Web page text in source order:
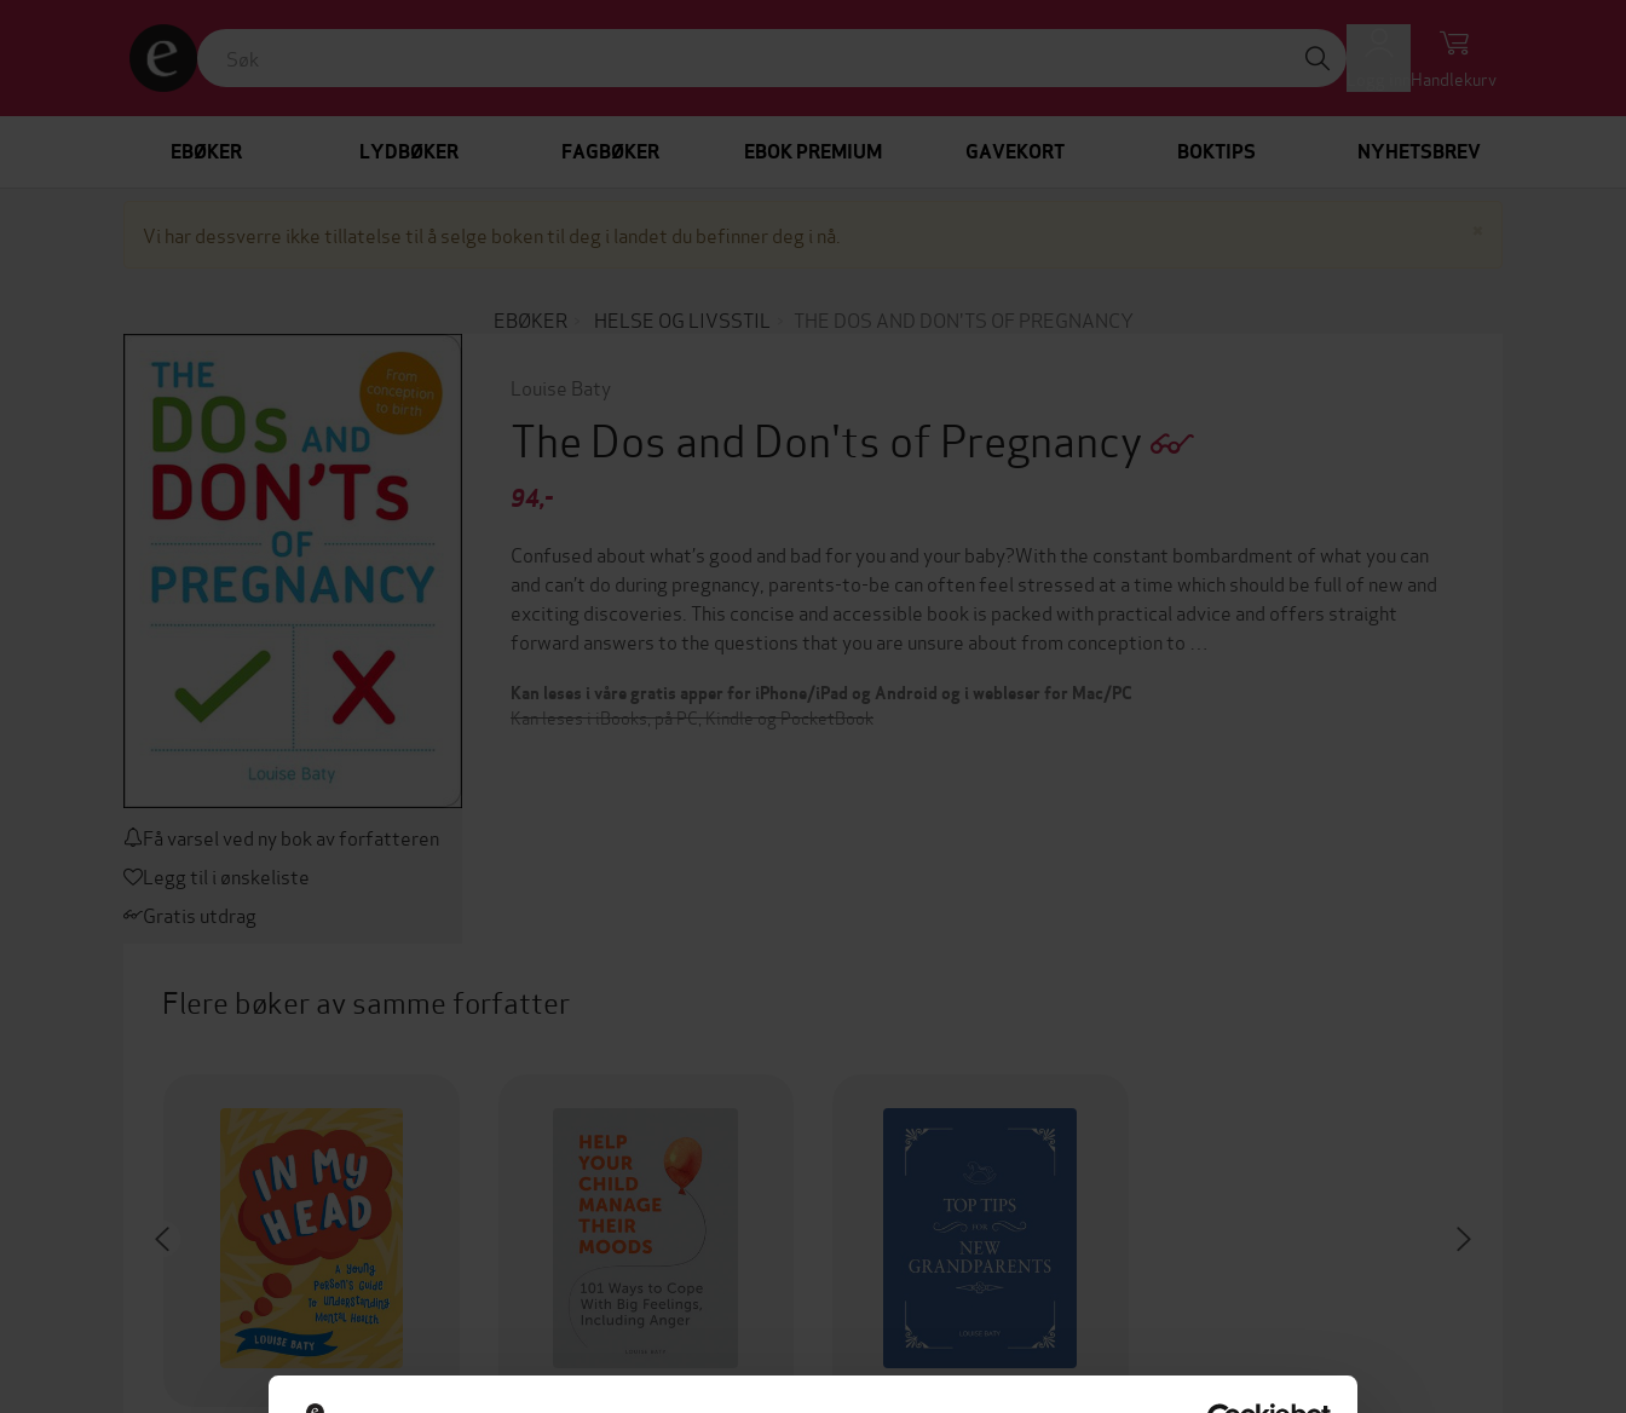
Handlekurv
EBØKER LYDBØKER FAGBØKER EBOK PREMIUM GAVEKORT BOKTIPS NYHETSBREV
Vi har dessverre ikke tillatelse til å selge boken til deg i landet du befinner deg i nå.
EBØKER HELSE OG LIVSSTIL THE DOS AND DON'TS OF PREGNANCY
Få varsel ved ny bok av forfatteren
Legg til i ønskeliste
Gratis utdrag
Louise Baty
The Dos and Don'ts of Pregnancy
94,-
Confused about what’s good and bad for you and your baby?With the constant bombardment of what you can
and can’t do during pregnancy, parents-to-be can often feel stressed at a time which should be full of new and
exciting discoveries. This concise and accessible book is packed with practical advice and offers straight
forward answers to the questions that you are unsure about from conception to …
Kan leses i våre gratis apper for iPhone/iPad og Android og i webleser for Mac/PC
Kan leses i iBooks, på PC, Kindle og PocketBook
Flere bøker av samme forfatter